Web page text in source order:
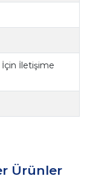
İletişime
Ürünler